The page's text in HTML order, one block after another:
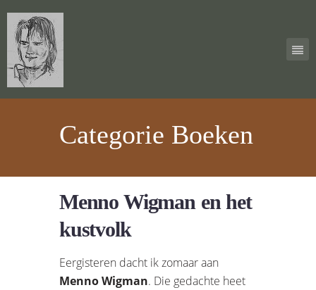
Categorie Boeken
Menno Wigman en het
kustvolk
Eergisteren dacht ik zomaar aan
Menno Wigman. Die gedachte heet